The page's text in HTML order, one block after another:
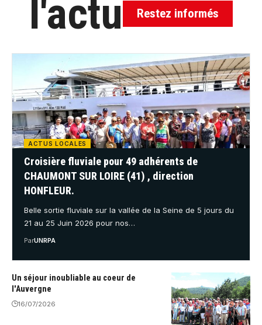
l'actu Restez informés
ACTUS LOCALES
Croisière fluviale pour 49 adhérents de
CHAUMONT SUR LOIRE (41) , direction
HONFLEUR.
Belle sortie fluviale sur la vallée de la Seine de 5 jours du
21 au 25 Juin 2026 pour nos…
ParUNRPA
Un séjour inoubliable au coeur de
l'Auvergne
16/07/2026